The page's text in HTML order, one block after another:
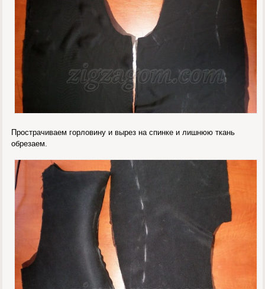
Прострачиваем горловину и вырез на спинке и лишнюю ткань
обрезаем.